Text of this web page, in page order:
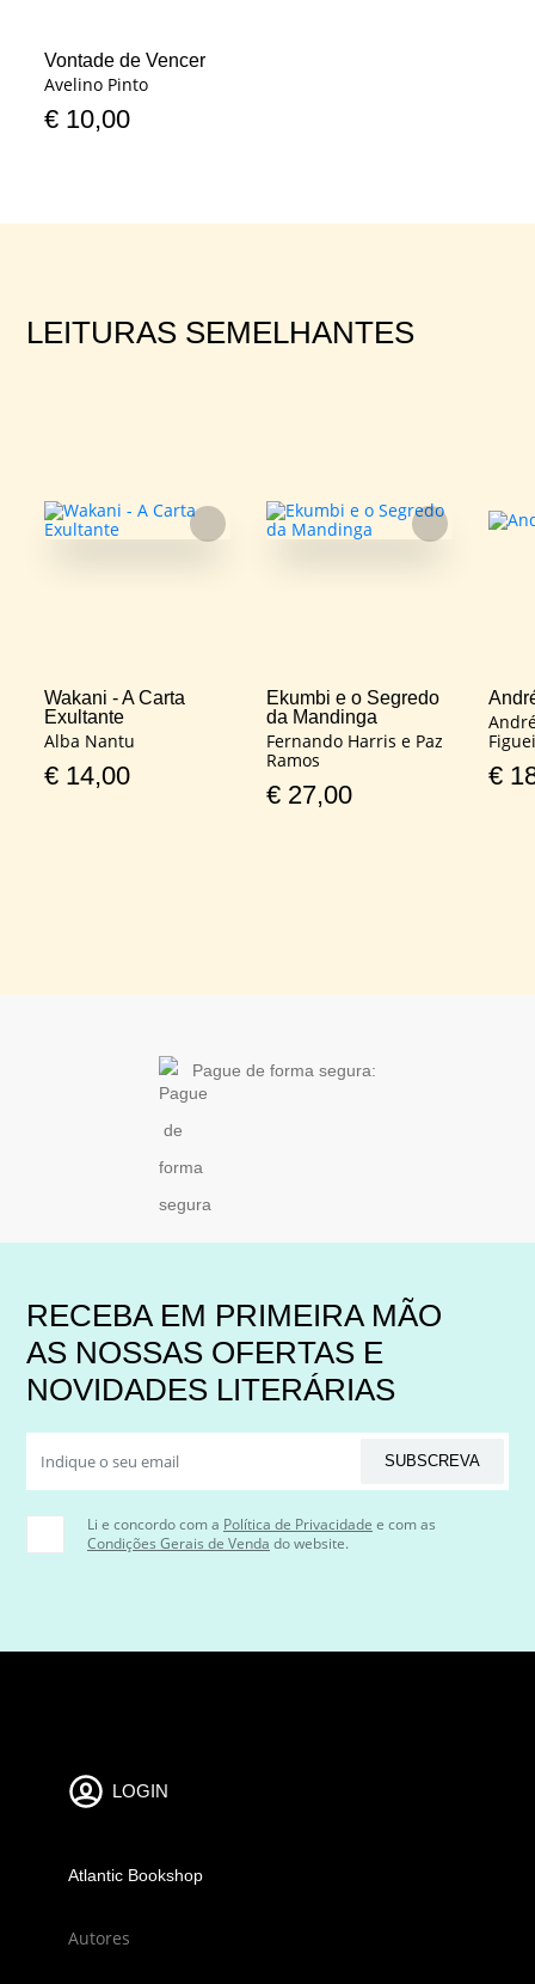
Vontade de Vencer
Avelino Pinto
€ 10,00
LEITURAS SEMELHANTES
FAVORITO
Wakani - A Carta
Exultante
Alba Nantu
€ 14,00
FAVORITO
Ekumbi e o Segredo
da Mandinga
Fernando Harris e Paz
Ramos
€ 27,00
€
Pague de forma segura:
RECEBA EM PRIMEIRA MÃO
AS NOSSAS OFERTAS E
NOVIDADES LITERÁRIAS
SUBSCREVA
Li e concordo com a Política de Privacidade e com as
Condições Gerais de Venda do website.
LOGIN
Atlantic Bookshop
Autores